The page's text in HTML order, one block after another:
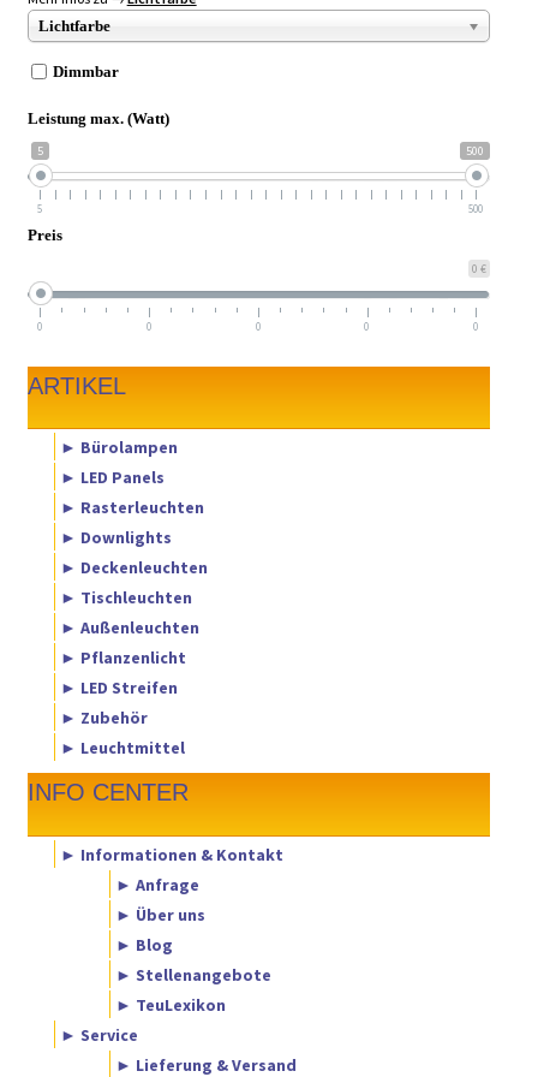
► ZAHLARTEN
► VERSANDARTEN
Lichtfarbe
Dimmbar
Leistung max. (Watt)
5 500
5 500
Preis
0 €
0 0 0 0 0
ARTIKEL
► Bürolampen
► LED Panels
► Rasterleuchten
► Downlights
► Deckenleuchten
► Tischleuchten
► Außenleuchten
► Pflanzenlicht
► LED Streifen
► Zubehör
► Leuchtmittel
INFO CENTER
► Informationen & Kontakt
► Anfrage
► Über uns
► Blog
► Stellenangebote
► TeuLexikon
► Service
► Lieferung & Versand